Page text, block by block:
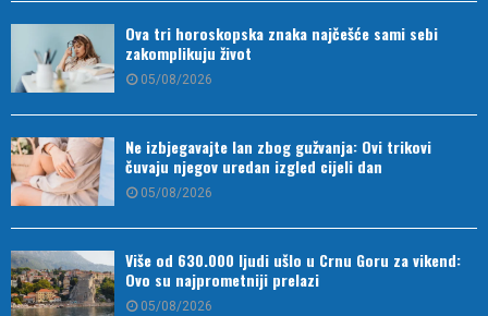
Ova tri horoskopska znaka najčešće sami sebi
zakomplikuju život
05/08/2026
Ne izbjegavajte lan zbog gužvanja: Ovi trikovi
čuvaju njegov uredan izgled cijeli dan
05/08/2026
Više od 630.000 ljudi ušlo u Crnu Goru za vikend:
Ovo su najprometniji prelazi
05/08/2026